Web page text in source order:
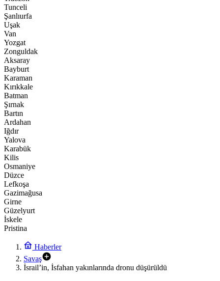
Tunceli
Şanlıurfa
Uşak
Van
Yozgat
Zonguldak
Aksaray
Bayburt
Karaman
Kırıkkale
Batman
Şırnak
Bartın
Ardahan
Iğdır
Yalova
Karabük
Kilis
Osmaniye
Düzce
Lefkoşa
Gazimağusa
Girne
Güzelyurt
İskele
Pristina
Haberler
Savaş
İsrail’in, İsfahan yakınlarında dronu düşürüldü